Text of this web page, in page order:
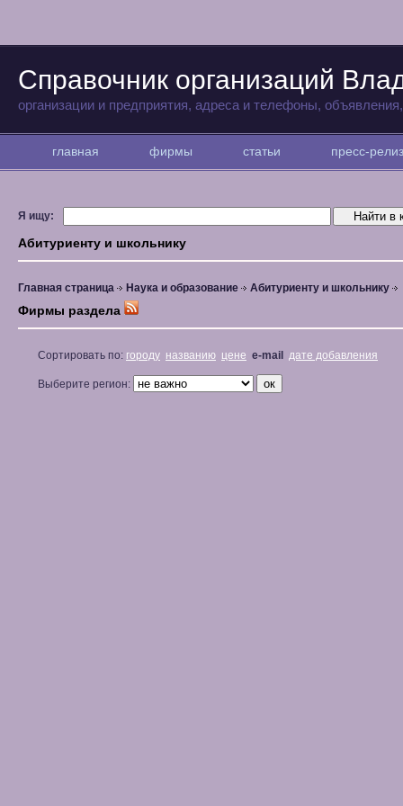
Справочник организаций
организации и предприятия, адреса и телефоны,
главная фирмы статьи пресс-
Я ищу:
Абитуриенту и школьнику
Главная страница Наука и образование Абитуриенту и школьнику
Фирмы раздела
Сортировать по: городу названию цене e-mail дате добавления
Выберите регион: